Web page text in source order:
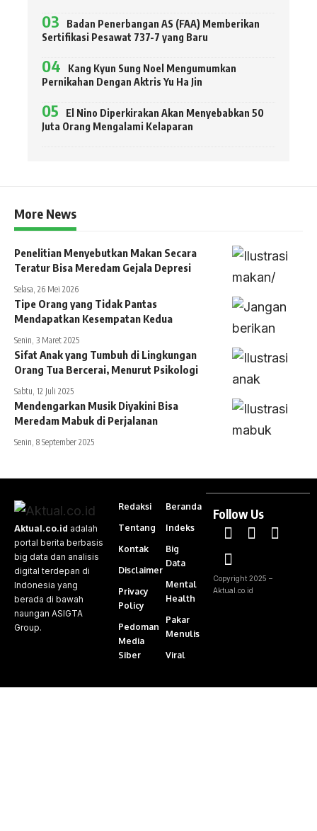
Badan Penerbangan AS (FAA) Memberikan
Sertifikasi Pesawat 737-7 yang Baru
Kang Kyun Sung Noel Mengumumkan
Pernikahan Dengan Aktris Yu Ha Jin
El Nino Diperkirakan Akan Menyebabkan 50
Juta Orang Mengalami Kelaparan
More News
Penelitian Menyebutkan Makan Secara
Teratur Bisa Meredam Gejala Depresi
Selasa, 26 Mei 2026
Tipe Orang yang Tidak Pantas
Mendapatkan Kesempatan Kedua
Senin, 3 Maret 2025
Sifat Anak yang Tumbuh di Lingkungan
Orang Tua Bercerai, Menurut Psikologi
Sabtu, 12 Juli 2025
Mendengarkan Musik Diyakini Bisa
Meredam Mabuk di Perjalanan
Senin, 8 September 2025
Aktual.co.id adalah
portal berita berbasis
big data dan analisis
digital terdepan di
Indonesia yang
berada di bawah
naungan ASIGTA
Group.
Redaksi
Tentang
Kontak
Disclaimer
Privacy
Policy
Pedoman
Media
Siber
Beranda
Indeks
Big
Data
Mental
Health
Pakar
Menulis
Viral
Follow Us
Copyright 2025 –
Aktual.co.id